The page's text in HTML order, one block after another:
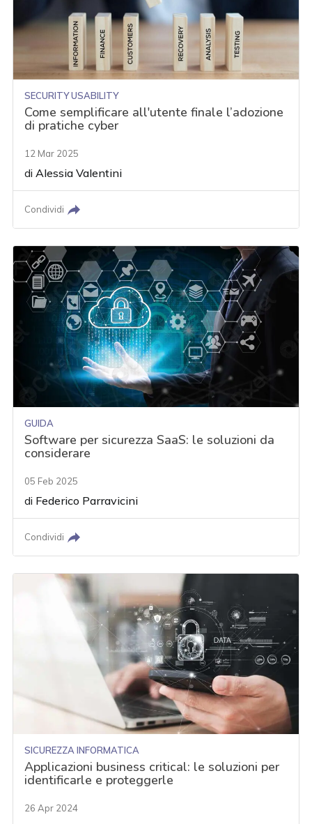
SECURITY USABILITY
Come semplificare all'utente finale l’adozione
di pratiche cyber
12 Mar 2025
diAlessia Valentini
Condividi
GUIDA
Software per sicurezza SaaS: le soluzioni da
considerare
05 Feb 2025
di Federico Parravicini
Condividi
SICUREZZA INFORMATICA
Applicazioni business critical: le soluzioni per
identificarle e proteggerle
26 Apr 2024